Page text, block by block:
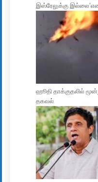
இஸ்ரேலுக்கு இல்லை’என
ஹூதி தாக்குதலில்
தகவல்